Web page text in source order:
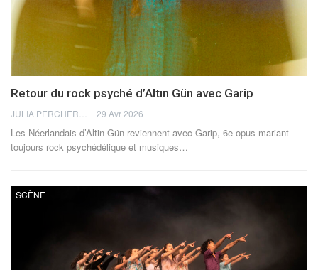
Retour du rock psyché d’Altın Gün avec Garip
29 Avr 2026
Les Néerlandais d’Altin Gün reviennent avec Garip, 6e opus mariant
toujours rock psychédélique et musiques…
SCÈNE